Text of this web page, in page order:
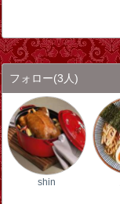
フォロー(3人)
shin